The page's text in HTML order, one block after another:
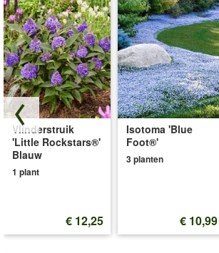
Vlinderstruik
'Little Rockstars®'
Blauw
1 plant
€ 12,25
Isotoma 'Blue
Foot®'
3 planten
€ 10,99